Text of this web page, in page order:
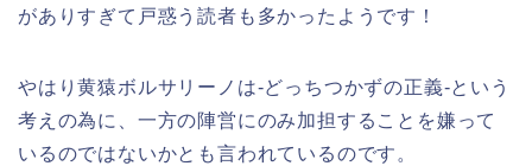
がありすぎて戸惑う読者も多かったようです！
やはり黄猿ボルサリーノは-どっちつかずの正義-という
考えの為に、一方の陣営にのみ加担することを嫌って
いるのではないかとも言われているのです。